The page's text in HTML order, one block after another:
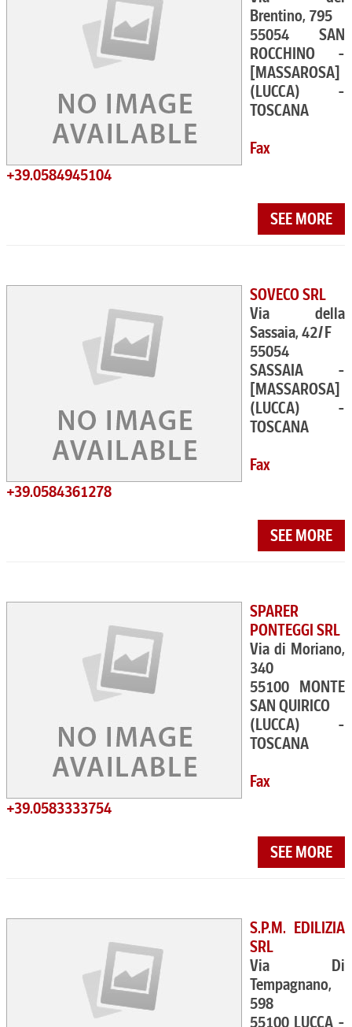
Brentino, 795
55054 SAN
ROCCHINO -
[MASSAROSA]
(LUCCA) -
TOSCANA
Fax
+39.0584945104
SEE MORE
SOVECO SRL
Via della
Sassaia, 42/F
55054
SASSAIA -
[MASSAROSA]
(LUCCA) -
TOSCANA
Fax
+39.0584361278
SEE MORE
SPARER
PONTEGGI SRL
Via di Moriano,
340
55100 MONTE
SAN QUIRICO
(LUCCA) -
TOSCANA
Fax
+39.0583333754
SEE MORE
S.P.M. EDILIZIA
SRL
Via Di
Tempagnano,
598
55100 LUCCA -